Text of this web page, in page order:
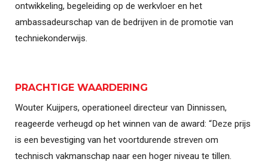
ontwikkeling, begeleiding op de werkvloer en het
ambassadeurschap van de bedrijven in de promotie van
techniekonderwijs.
PRACHTIGE WAARDERING
Wouter Kuijpers, operationeel directeur van Dinnissen,
reageerde verheugd op het winnen van de award: “Deze prijs
is een bevestiging van het voortdurende streven om
technisch vakmanschap naar een hoger niveau te tillen.